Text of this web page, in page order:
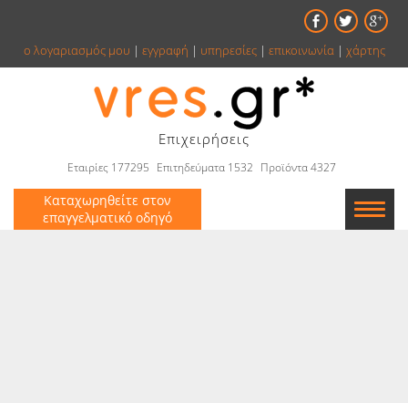
ο λογαριασμός μου | εγγραφή | υπηρεσίες| επικοινωνία| χάρτης
Επιχειρήσεις
Εταιρίες 177295 Επιτηδεύματα 1532 Προϊόντα 4327
Καταχωρηθείτε στον
επαγγελματικό οδηγό